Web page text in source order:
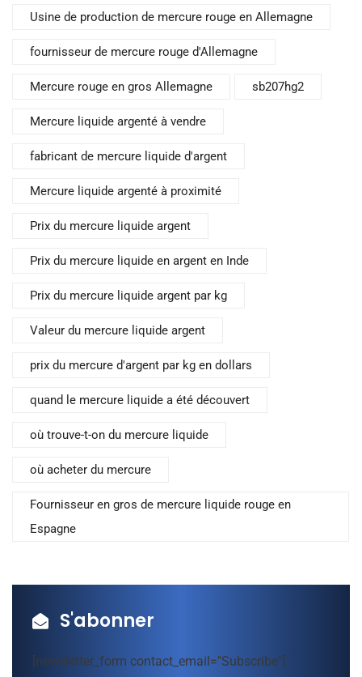
Usine de production de mercure rouge en Allemagne
fournisseur de mercure rouge d'Allemagne
Mercure rouge en gros Allemagne sb207hg2
Mercure liquide argenté à vendre
fabricant de mercure liquide d'argent
Mercure liquide argenté à proximité
Prix du mercure liquide argent
Prix du mercure liquide en argent en Inde
Prix du mercure liquide argent par kg
Valeur du mercure liquide argent
prix du mercure d'argent par kg en dollars
quand le mercure liquide a été découvert
où trouve-t-on du mercure liquide
où acheter du mercure
Fournisseur en gros de mercure liquide rouge en
Espagne
S'abonner
[newsletter_form contact_email="Subscribe"]